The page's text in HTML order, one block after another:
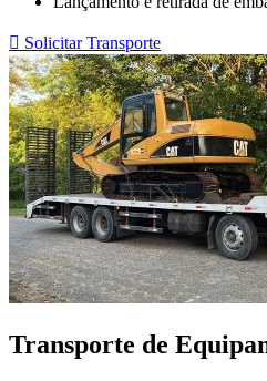
 Solicitar Transporte
Transporte de